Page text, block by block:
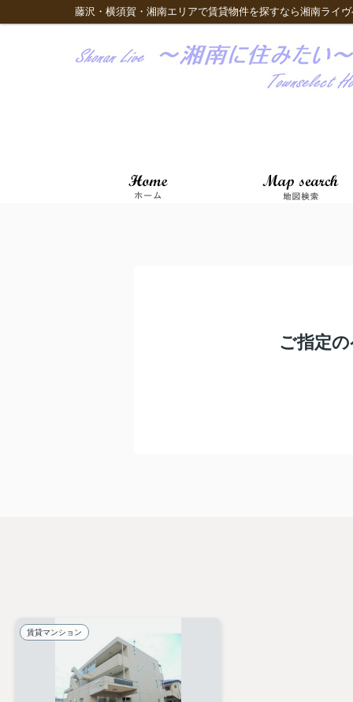
藤沢・横須賀・湘南エリアで賃貸物件を探すなら湘南ライ
ご指定
賃貸マンション